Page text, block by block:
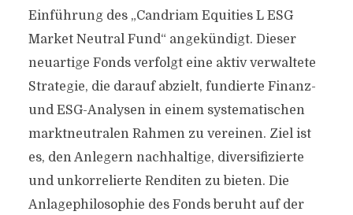
Einführung des „Candriam Equities L ESG
Market Neutral Fund“ angekündigt. Dieser
neuartige Fonds verfolgt eine aktiv verwaltete
Strategie, die darauf abzielt, fundierte Finanz-
und ESG-Analysen in einem systematischen
marktneutralen Rahmen zu vereinen. Ziel ist
es, den Anlegern nachhaltige, diversifizierte
und unkorrelierte Renditen zu bieten. Die
Anlagephilosophie des Fonds beruht auf der